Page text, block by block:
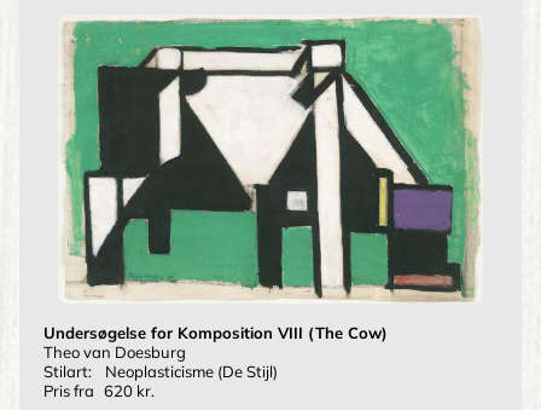
Undersøgelse for Komposition VIII (The Cow)
Theo van Doesburg
Stilart:
Neoplasticisme (De Stijl)
Pris fra 620 kr.